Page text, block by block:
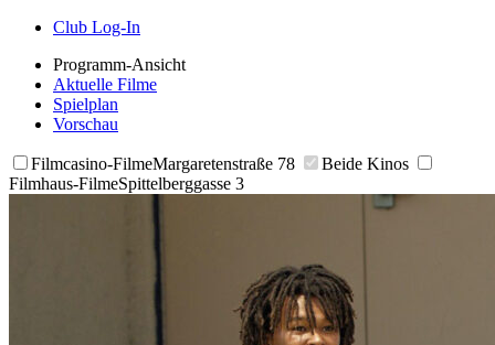
Club Log-In
Programm-Ansicht
Aktuelle Filme
Spielplan
Vorschau
Filmcasino-FilmeMargaretenstraße 78
Beide Kinos
Filmhaus-FilmeSpittelberggasse 3